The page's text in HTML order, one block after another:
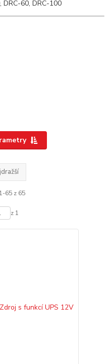
60, DRC-100
65 z 65
z 1